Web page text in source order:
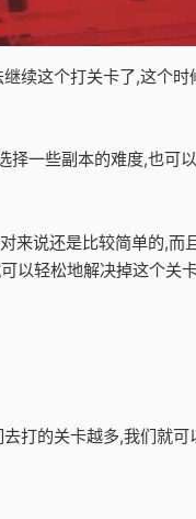
续这个打关卡了,这个
一些副本的难度,也可
说还是比较简单的,
以轻松地解决掉这个关
打的关卡越多,我们就